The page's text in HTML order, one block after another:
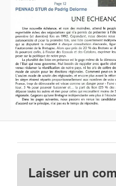
Laisser un